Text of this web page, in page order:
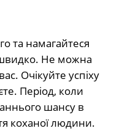
та намагайтеся
Не можна
Очікуйте успіху
Період, коли
шансу в
коханої людини.